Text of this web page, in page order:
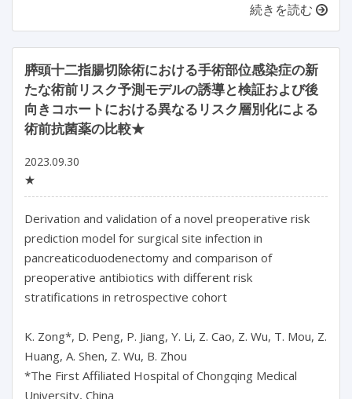
続きを読む
膵頭十二指腸切除術における手術部位感染症の新
たな術前リスク予測モデルの誘導と検証および後
向きコホートにおける異なるリスク層別化による
術前抗菌薬の比較★
2023.09.30
★
Derivation and validation of a novel preoperative risk
prediction model for surgical site infection in
pancreaticoduodenectomy and comparison of
preoperative antibiotics with different risk
stratifications in retrospective cohort
K. Zong*, D. Peng, P. Jiang, Y. Li, Z. Cao, Z. Wu, T. Mou, Z.
Huang, A. Shen, Z. Wu, B. Zhou
*The First Affiliated Hospital of Chongqing Medical
University, China